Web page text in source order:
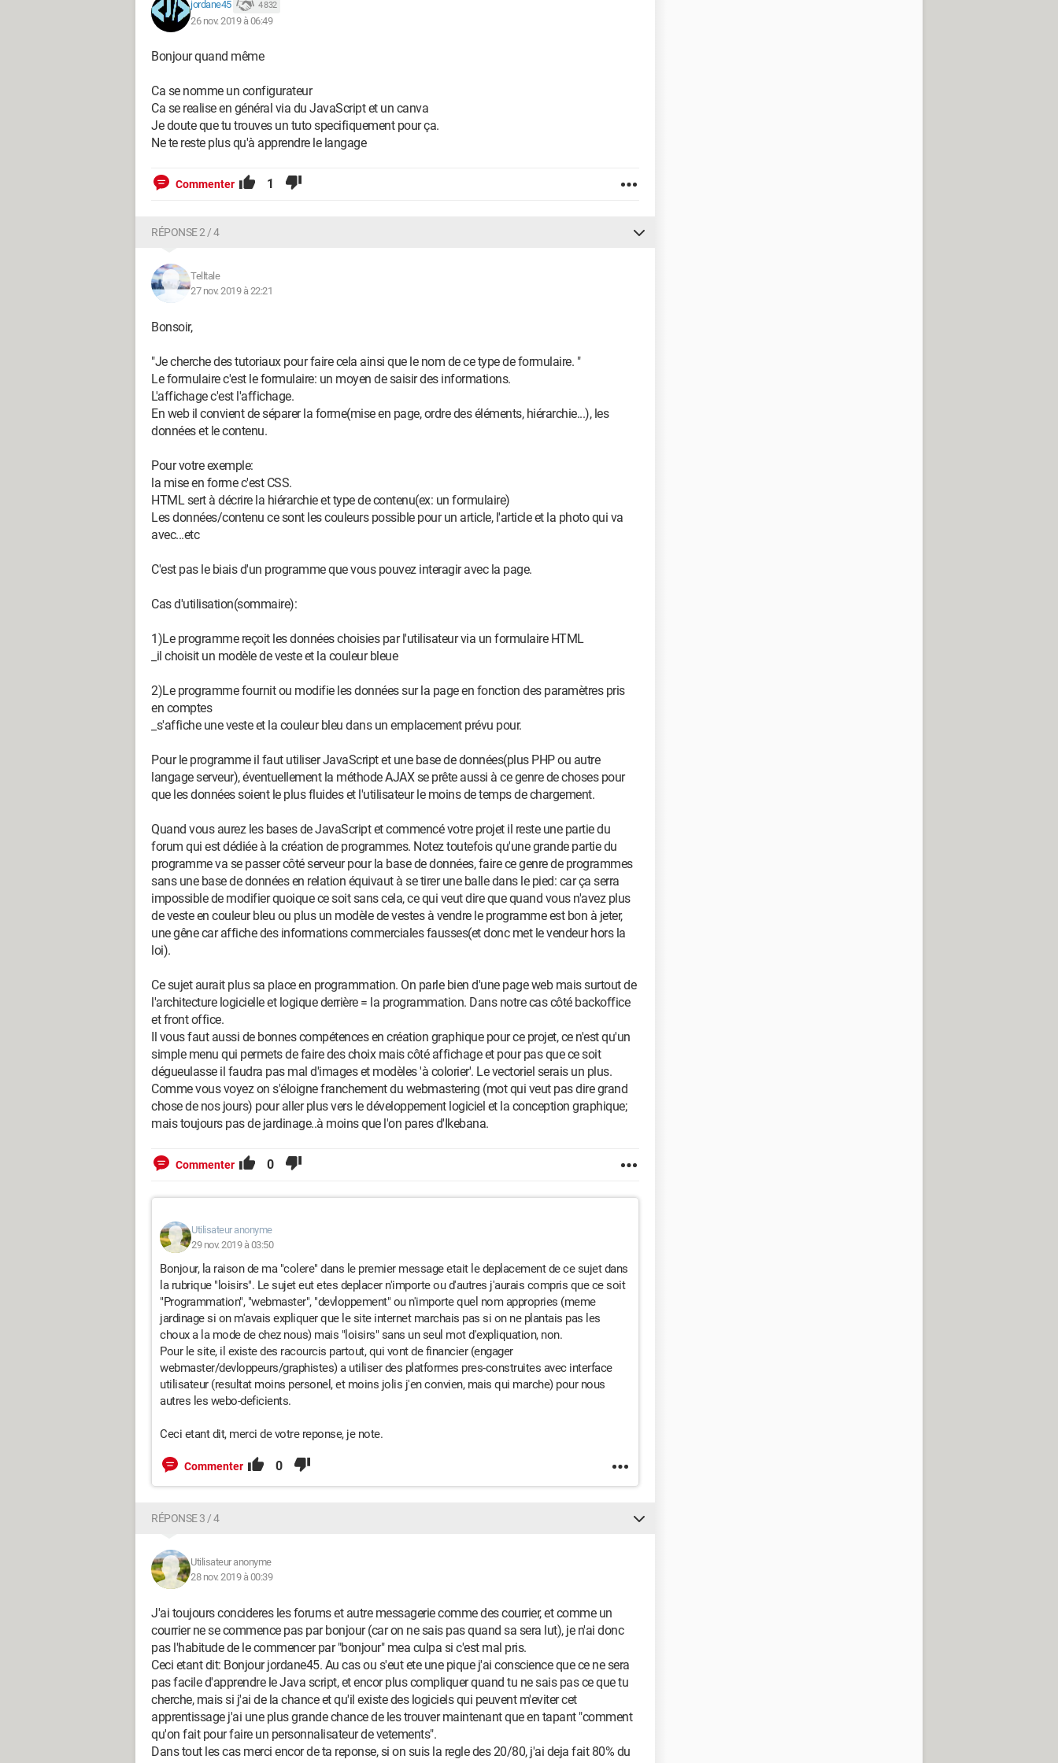
jordane45 4 832
26 nov. 2019 à 06:49
Bonjour quand même
Ca se nomme un configurateur
Ca se realise en général via du JavaScript et un canva
Je doute que tu trouves un tuto specifiquement pour ça.
Ne te reste plus qu'à apprendre le langage
Commenter 1
RÉPONSE 2 / 4
Telltale
27 nov. 2019 à 22:21
Bonsoir,
"Je cherche des tutoriaux pour faire cela ainsi que le nom de ce type de formulaire. "
Le formulaire c'est le formulaire: un moyen de saisir des informations.
L'affichage c'est l'affichage.
En web il convient de séparer la forme(mise en page, ordre des éléments, hiérarchie...), les
données et le contenu.
Pour votre exemple:
la mise en forme c'est CSS.
HTML sert à décrire la hiérarchie et type de contenu(ex: un formulaire)
Les données/contenu ce sont les couleurs possible pour un article, l'article et la photo qui va
avec...etc
C'est pas le biais d'un programme que vous pouvez interagir avec la page.
Cas d'utilisation(sommaire):
1)Le programme reçoit les données choisies par l'utilisateur via un formulaire HTML
_il choisit un modèle de veste et la couleur bleue
2)Le programme fournit ou modifie les données sur la page en fonction des paramètres pris
en comptes
_s'affiche une veste et la couleur bleu dans un emplacement prévu pour.
Pour le programme il faut utiliser JavaScript et une base de données(plus PHP ou autre
langage serveur), éventuellement la méthode AJAX se prête aussi à ce genre de choses pour
que les données soient le plus fluides et l'utilisateur le moins de temps de chargement.
Quand vous aurez les bases de JavaScript et commencé votre projet il reste une partie du
forum qui est dédiée à la création de programmes. Notez toutefois qu'une grande partie du
programme va se passer côté serveur pour la base de données, faire ce genre de programmes
sans une base de données en relation équivaut à se tirer une balle dans le pied: car ça serra
impossible de modifier quoique ce soit sans cela, ce qui veut dire que quand vous n'avez plus
de veste en couleur bleu ou plus un modèle de vestes à vendre le programme est bon à jeter,
une gêne car affiche des informations commerciales fausses(et donc met le vendeur hors la
loi).
Ce sujet aurait plus sa place en programmation. On parle bien d'une page web mais surtout de
l'architecture logicielle et logique derrière = la programmation. Dans notre cas côté backoffice
et front office.
Il vous faut aussi de bonnes compétences en création graphique pour ce projet, ce n'est qu'un
simple menu qui permets de faire des choix mais côté affichage et pour pas que ce soit
dégueulasse il faudra pas mal d'images et modèles 'à colorier'. Le vectoriel serais un plus.
Comme vous voyez on s'éloigne franchement du webmastering (mot qui veut pas dire grand
chose de nos jours) pour aller plus vers le développement logiciel et la conception graphique;
mais toujours pas de jardinage..à moins que l'on pares d'Ikebana.
Commenter 0
Utilisateur anonyme
29 nov. 2019 à 03:50
Bonjour, la raison de ma "colere" dans le premier message etait le deplacement de ce sujet dans
la rubrique "loisirs". Le sujet eut etes deplacer n'importe ou d'autres j'aurais compris que ce soit
"Programmation", "webmaster", "devloppement" ou n'importe quel nom appropries (meme
jardinage si on m'avais expliquer que le site internet marchais pas si on ne plantais pas les
choux a la mode de chez nous) mais "loisirs" sans un seul mot d'expliquation, non.
Pour le site, il existe des racourcis partout, qui vont de financier (engager
webmaster/devloppeurs/graphistes) a utiliser des platformes pres-construites avec interface
utilisateur (resultat moins personel, et moins jolis j'en convien, mais qui marche) pour nous
autres les webo-deficients.
Ceci etant dit, merci de votre reponse, je note.
Commenter 0
RÉPONSE 3 / 4
Utilisateur anonyme
28 nov. 2019 à 00:39
J'ai toujours concideres les forums et autre messagerie comme des courrier, et comme un
courrier ne se commence pas par bonjour (car on ne sais pas quand sa sera lut), je n'ai donc
pas l'habitude de le commencer par "bonjour" mea culpa si c'est mal pris.
Ceci etant dit: Bonjour jordane45. Au cas ou s'eut ete une pique j'ai conscience que ce ne sera
pas facile d'apprendre le Java script, et encor plus compliquer quand tu ne sais pas ce que tu
cherche, mais si j'ai de la chance et qu'il existe des logiciels qui peuvent m'eviter cet
apprentissage j'ai une plus grande chance de les trouver maintenant que en tapant "comment
qu'on fait pour faire un personnalisateur de vetements".
Dans tout les cas merci encor de ta reponse, si on suis la regle des 20/80, j'ai deja fait 80% du